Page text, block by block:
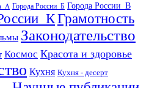
Города России_Б Города России_В
Грамотность
Законодательство
Космос Красота и здоровье
Кухня Кухня - десерт